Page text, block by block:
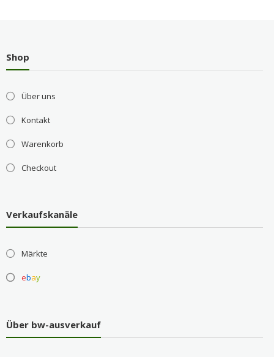
Shop
Über uns
Kontakt
Warenkorb
Checkout
Verkaufskanäle
Märkte
ebay
Über bw-ausverkauf